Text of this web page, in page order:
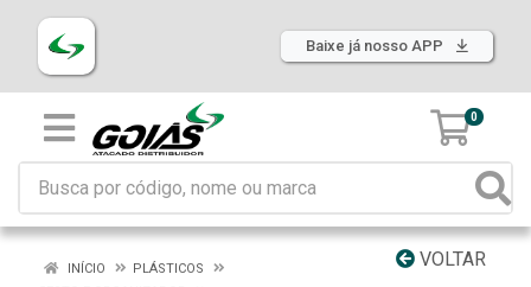
Baixe já nosso APP
0
VOLTAR
INÍCIO
PLÁSTICOS